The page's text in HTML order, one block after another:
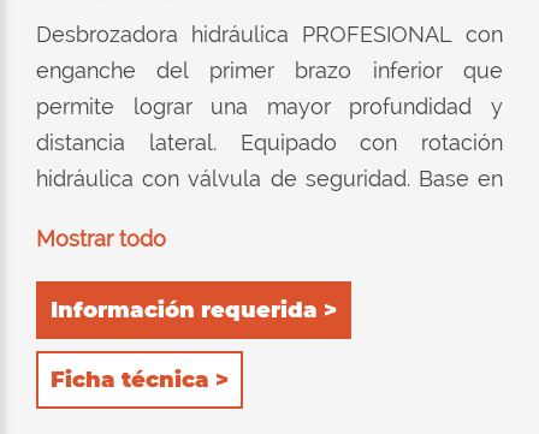
Desbrozadora hidráulica PROFESIONAL con
enganche del primer brazo inferior que
permite lograr una mayor profundidad y
distancia lateral. Equipado con rotación
hidráulica con válvula de seguridad. Base en
brazo del cortador de cepillo se puede
equipar con varias herramientas finales,
cabezal trinicante, barras de corte,
troncaramas, etc.
Mostrar todo
Información requerida >
Ficha técnica >